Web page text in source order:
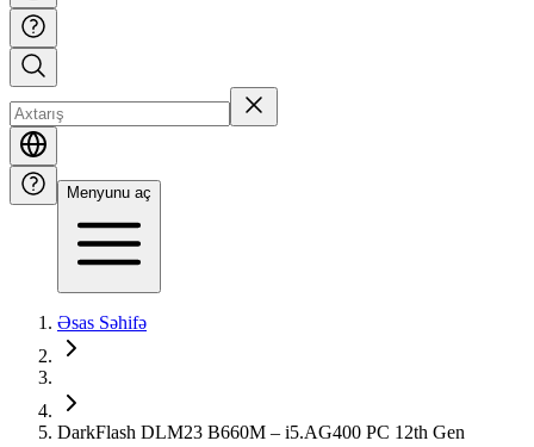
Menyunu aç
Əsas Səhifə
DarkFlash DLM23 B660M – i5.AG400 PC 12th Gen